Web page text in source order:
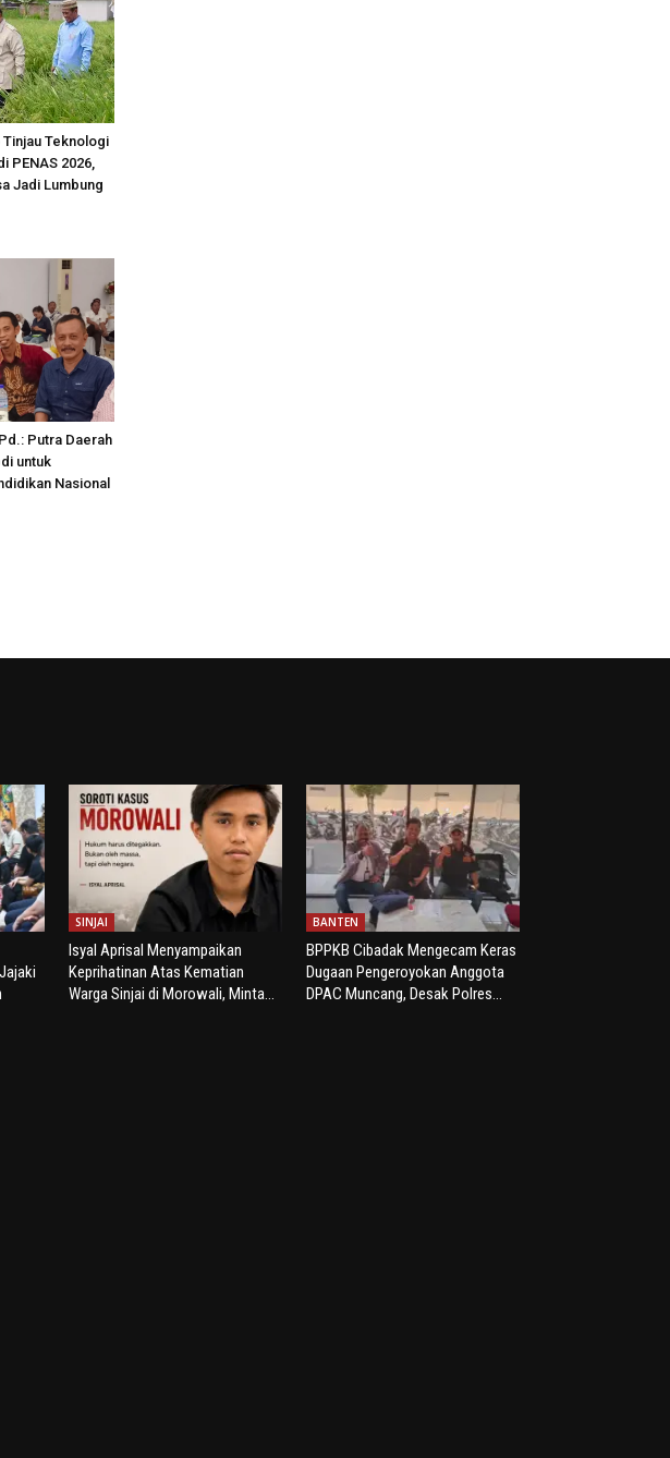
Teknologi
PENAS 2026,
Jadi Lumbung
Putra Daerah
untuk
Nasional
SINJAI
Isyal Aprisal Menyampaikan
Keprihatinan Atas Kematian
Warga Sinjai di Morowali, Minta...
BANTEN
BPPKB Cibadak Mengecam Keras
Dugaan Pengeroyokan Anggota
DPAC Muncang, Desak Polres...